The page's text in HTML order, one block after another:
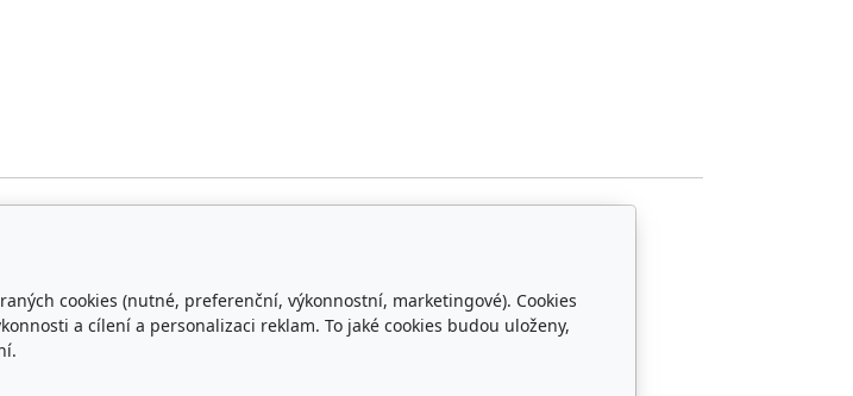
Kontakty
cookies (nutné, preferenční, výkonnostní, marketingové). Cookies
a cílení a personalizaci reklam. To jaké cookies budou uloženy,